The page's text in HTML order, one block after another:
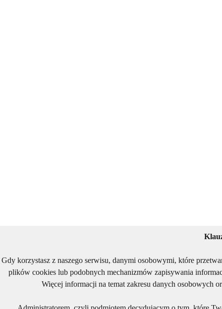
Gdy korzystasz z naszego serwisu, danymi osobowymi, które
plików cookies lub podobnych mechanizmów zapisywania
Więcej informacji na temat zakresu danych osobowych